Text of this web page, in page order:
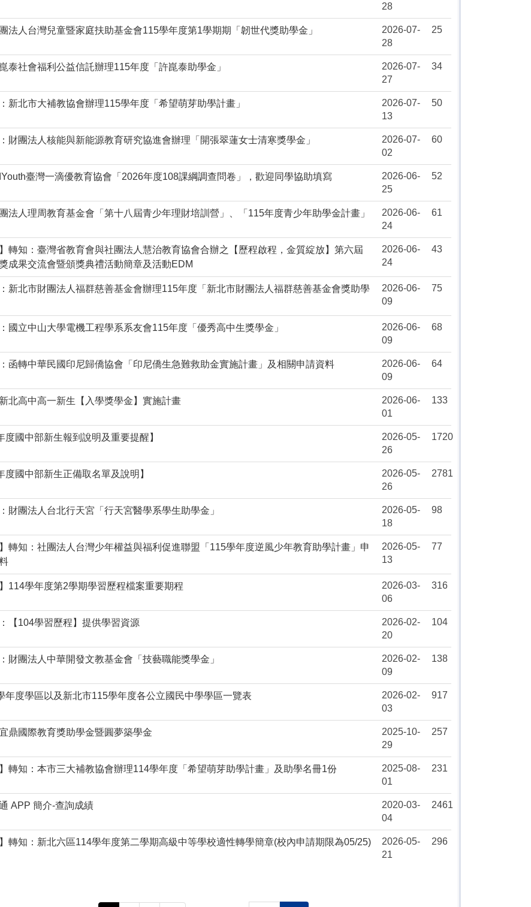
28
法人台灣兒童暨家庭扶助基金會115學年度第1學期期「韌世代獎助學金」
2026-07-
28
25
泰社會福利公益信託辦理115年度「許崑泰助學金」
2026-07-
27
34
：新北市大補教協會辦理115學年度「希望萌芽助學計畫」
2026-07-
13
50
：財團法人核能與新能源教育研究協進會辦理「開張翠蓮女士清寒獎學金」
2026-07-
02
60
臺灣一滴優教育協會「2026年度108課綱調查問卷」，歡迎同學協助填寫
2026-06-
25
52
法人理周教育基金會「第十八屆青少年理財培訓營」、「115年度青少年助學金計畫」
2026-06-
24
61
】轉知：臺灣省教育會與社團法人慧治教育協會合辦之【歷程啟程，金質綻放】第六屆
成果交流會暨頒獎典禮活動簡章及活動EDM
2026-06-
24
43
：新北市財團法人福群慈善基金會辦理115年度「新北市財團法人福群慈善基金會獎助學
2026-06-
09
75
：國立中山大學電機工程學系系友會115年度「優秀高中生獎學金」
2026-06-
09
68
：函轉中華民國印尼歸僑協會「印尼僑生急難救助金實施計畫」及相關申請資料
2026-06-
09
64
新北高中高一新生【入學獎學金】實施計畫
2026-06-
01
133
度國中部新生報到說明及重要提醒】
2026-05-
26
1720
度國中部新生正備取名單及說明】
2026-05-
26
2781
財團法人台北行天宮「行天宮醫學系學生助學金」
2026-05-
18
98
】轉知：社團法人台灣少年權益與福利促進聯盟「115學年度逆風少年教育助學計畫」申
2026-05-
13
77
】114學年度第2學期學習歷程檔案重要期程
2026-03-
06
316
：【104學習歷程】提供學習資源
2026-02-
20
104
財團法人中華開發文教基金會「技藝職能獎學金」
2026-02-
09
138
年度學區以及新北市115學年度各公立國民中學學區一覽表
2026-02-
03
917
宜鼎國際教育獎助學金暨圓夢築學金
2025-10-
29
257
】轉知：本市三大補教協會辦理114學年度「希望萌芽助學計畫」及助學名冊1份
2025-08-
01
231
APP 簡介-查詢成績
2020-03-
04
2461
】轉知：新北六區114學年度第二學期高級中等學校適性轉學簡章(校內申請期限為05/25)
2026-05-
21
296